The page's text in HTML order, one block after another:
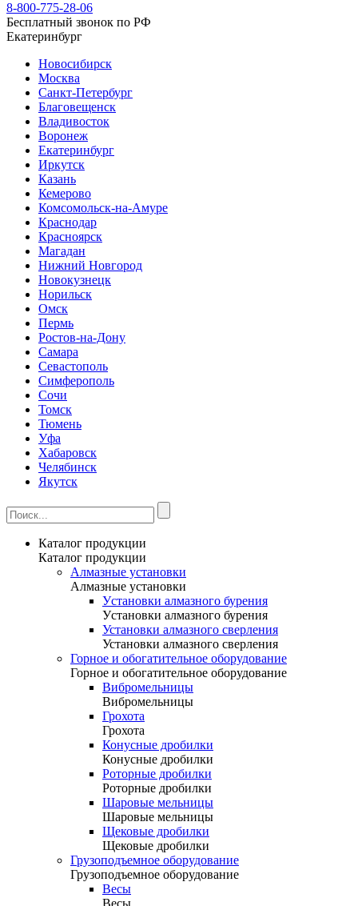
8-800-775-28-06
Бесплатный звонок по РФ
Екатеринбург
Новосибирск
Москва
Санкт-Петербург
Благовещенск
Владивосток
Воронеж
Екатеринбург
Иркутск
Казань
Кемерово
Комсомольск-на-Амуре
Краснодар
Красноярск
Магадан
Нижний Новгород
Новокузнецк
Норильск
Омск
Пермь
Ростов-на-Дону
Самара
Севастополь
Симферополь
Сочи
Томск
Тюмень
Уфа
Хабаровск
Челябинск
Якутск
Каталог продукции
Каталог продукции
Алмазные установки
Алмазные установки
Уcтановки алмазного бурения
Уcтановки алмазного бурения
Установки алмазного сверления
Установки алмазного сверления
Горное и обогатительное оборудование
Горное и обогатительное оборудование
Вибромельницы
Вибромельницы
Грохота
Грохота
Конусные дробилки
Конусные дробилки
Роторные дробилки
Роторные дробилки
Шаровые мельницы
Шаровые мельницы
Щековые дробилки
Щековые дробилки
Грузоподъемное оборудование
Грузоподъемное оборудование
Весы
Весы